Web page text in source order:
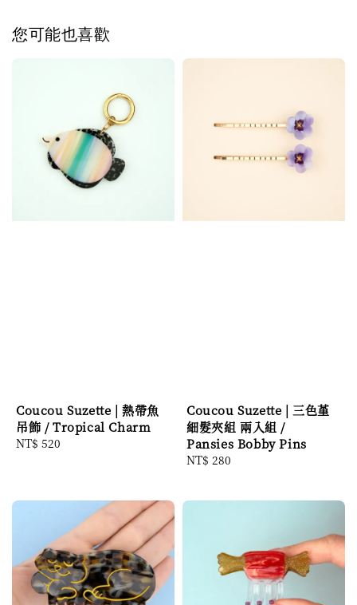
您可能也喜歡
Coucou Suzette | 熱帶魚
吊飾 / Tropical Charm
Regular
NT$ 520
Coucou Suzette | 三色堇
細髮夾組 兩入組 /
Pansies Bobby Pins
Regular
NT$ 280